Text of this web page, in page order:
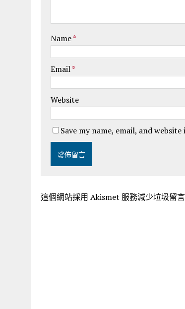
Name*
Email*
Website
Save my name, email, and
這個網站採用 Akismet 服務減少垃圾留言